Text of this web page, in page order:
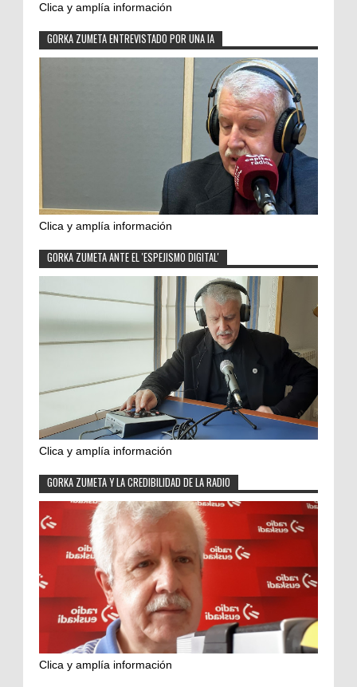
Clica y amplía información
GORKA ZUMETA ENTREVISTADO POR UNA IA
Clica y amplía información
GORKA ZUMETA ANTE EL 'ESPEJISMO DIGITAL'
Clica y amplía información
GORKA ZUMETA Y LA CREDIBILIDAD DE LA RADIO
Clica y amplía información